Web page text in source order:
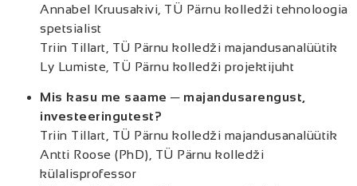
Annabel Kruusakivi, TÜ Pärnu kolledži tehnoloogia
spetsialist
Triin Tillart, TÜ Pärnu kolledži majandusanalüütik
Ly Lumiste, TÜ Pärnu kolledži projektijuht
Mis kasu me saame ─ majandusarengust,
investeeringutest?
Triin Tillart, TÜ Pärnu kolledži majandusanalüütik
Antti Roose (PhD), TÜ Pärnu kolledži
külalisprofessor